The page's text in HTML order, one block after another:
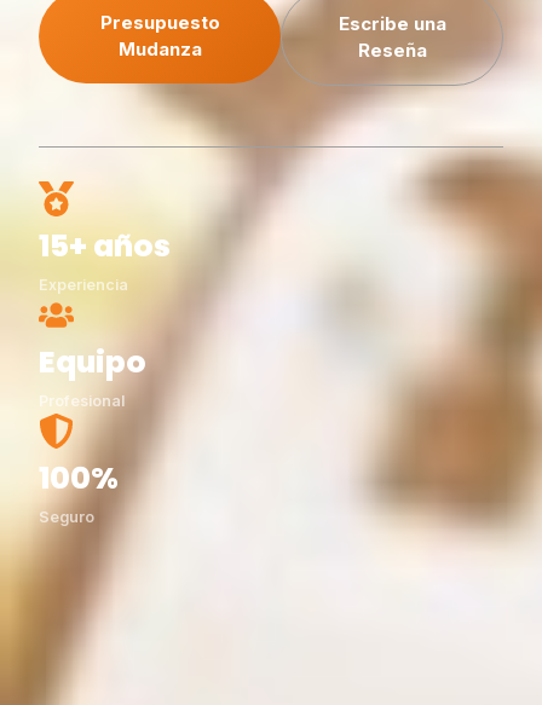
Presupuesto
Mudanza
Escribe una
Reseña
15+ años
Experiencia
Equipo
Profesional
100%
Seguro